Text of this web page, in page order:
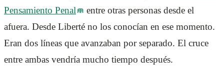
Pensamiento Penal
entre otras personas desde el
afuera. Desde Liberté no los conocían en ese momento.
Eran dos líneas que avanzaban por separado. El cruce
entre ambas vendría mucho tiempo después.